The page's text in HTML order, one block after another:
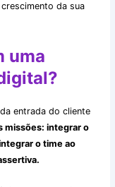
da sua
uma
entrada do cliente
missões: integrar o
o time ao